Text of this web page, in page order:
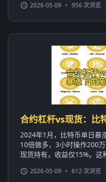
2026-05-09 • 956 次浏览
合约杠杆vs现货：比
2024年1月，比特币单日暴
10倍做多，3小时操作200
现货持有，收益仅15%。这
2026-05-09 • 612 次浏览